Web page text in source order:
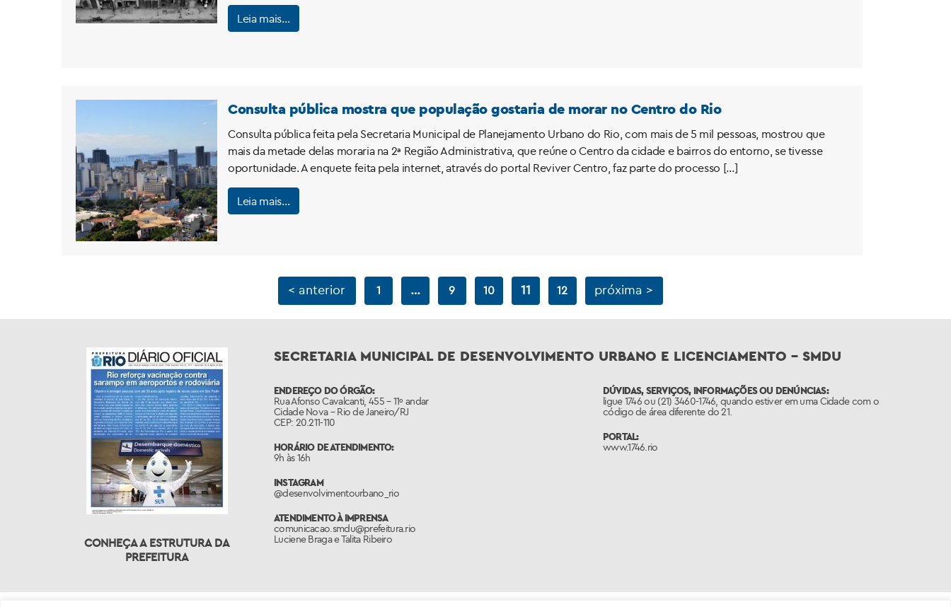
Leia mais…
Consulta pública mostra que população gostaria de morar no Centro do Rio
Consulta pública feita pela Secretaria Municipal de Planejamento Urbano do Rio, com mais de 5 mil pessoas, mostrou que
mais da metade delas moraria na 2ª Região Administrativa, que reúne o Centro da cidade e bairros do entorno, se tivesse
oportunidade. A enquete feita pela internet, através do portal Reviver Centro, faz parte do processo […]
Leia mais…
< anterior 1 … 9 10 11 12 próxima >
CONHEÇA A ESTRUTURA DA
PREFEITURA
SECRETARIA MUNICIPAL DE DESENVOLVIMENTO URBANO E LICENCIAMENTO – SMDU
ENDEREÇO DO ÓRGÃO:
Rua Afonso Cavalcanti, 455 – 11º andar
Cidade Nova – Rio de Janeiro/RJ
CEP: 20.211-110
HORÁRIO DE ATENDIMENTO:
9h às 16h
INSTAGRAM
@desenvolvimentourbano_rio
ATENDIMENTO À IMPRENSA
comunicacao.smdu@prefeitura.rio
Luciene Braga e Talita Ribeiro
DÚVIDAS, SERVIÇOS, INFORMAÇÕES OU DENÚNCIAS:
ligue 1746 ou (21) 3460-1746, quando estiver em uma Cidade com o
código de área diferente do 21.
PORTAL:
www.1746.rio